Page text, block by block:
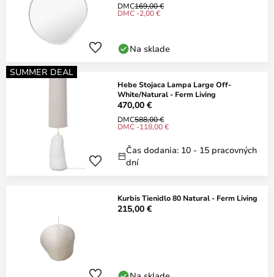
DMC169,00 €
DMC -2,00 €
Na sklade
SUMMER DEAL
Hebe Stojaca Lampa Large Off-
White/Natural - Ferm Living
470,00 €
DMC588,00 €
DMC -118,00 €
Čas dodania: 10 - 15 pracovných
dní
Kurbis Tienidlo 80 Natural - Ferm Living
215,00 €